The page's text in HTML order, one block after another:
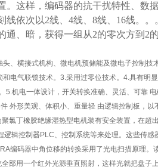
。这样，编码器的抗干扰特性、数
线依次以2线、4线、8线、16线。
、暗，获得一组从2的零次方到2
、横接式机构、微电机预储能及微电子控制技
电气联锁技术。3.采用过零位技术。4.具有明
机电一体设计，开关转换准确、灵活、可靠
外形美观、体积小、重量轻 由逻辑控制板，
氯丁橡胶绝缘湿热型电机装有安全装置，在超
辑控制器PLC、控制系统等来处理。这些传
编码器中角位移的转换采用了光电扫描原理。
部用一个红外光源垂直照射，这样光就把盘子